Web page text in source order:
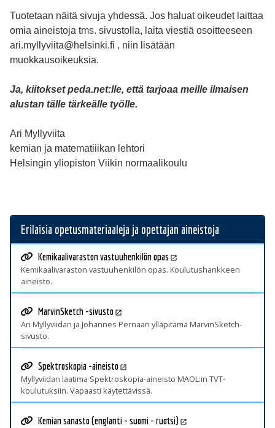
Tuotetaan näitä sivuja yhdessä. Jos haluat oikeudet laittaa
omia aineistoja tms. sivustolla, laita viestiä osoitteeseen
ari.myllyviita@helsinki.fi , niin lisätään
muokkausoikeuksia.
Ja, kiitokset peda.net:lle, että tarjoaa meille ilmaisen
alustan tälle tärkeälle työlle.
Ari Myllyviita
kemian ja matematiiikan lehtori
Helsingin yliopiston Viikin normaalikoulu
Erilaisia opetusmateriaaleja ja opettajan aineistoja
Kemikaalivaraston vastuuhenkilön opas
Kemikaalivaraston vastuuhenkilön opas. Koulutushankkeen
aineisto.
MarvinSketch -sivusto
Ari Myllyviidan ja Johannes Pernaan ylläpitämä MarvinSketch-
sivusto.
Spektroskopia -aineisto
Myllyviidan laatima Spektroskopia-aineisto MAOL:in TVT-
koulutuksiin. Vapaasti käytettävissä.
Kemian sanasto (englanti - suomi - ruotsi)